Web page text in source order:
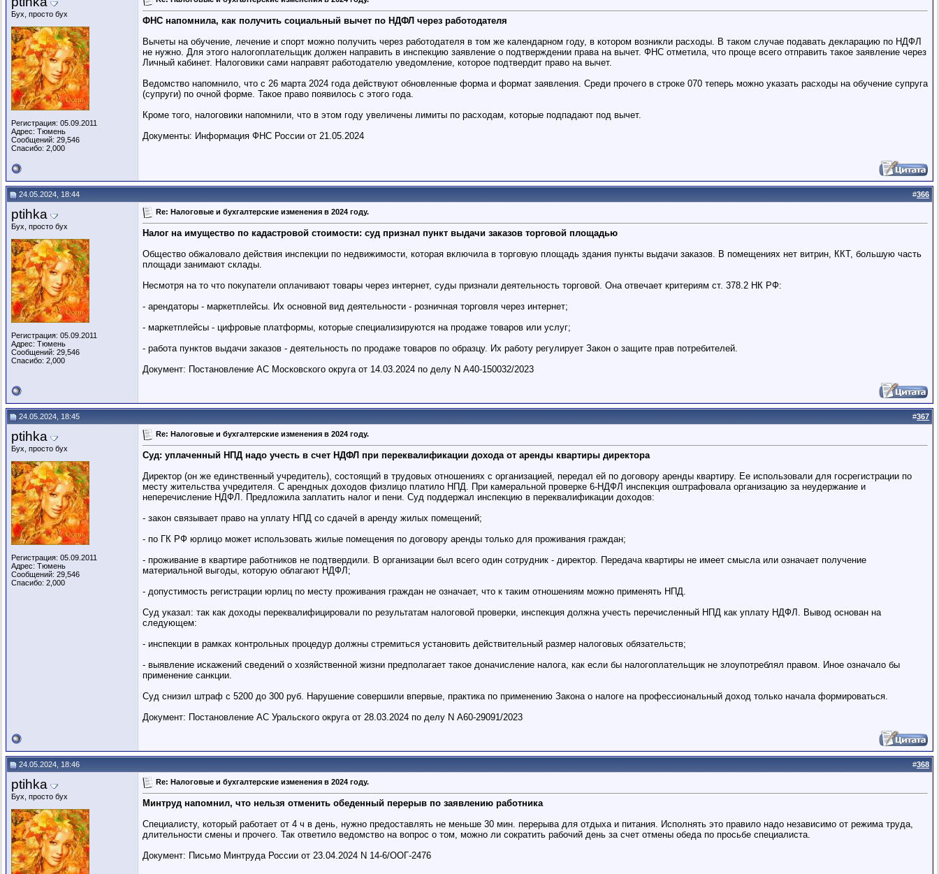
Бух, просто бух
Регистрация: 05.09.2011
Адрес: Тюмень
Сообщений: 29,546
Спасибо: 2,000
ФНС напомнила, как получить социальный вычет по НДФЛ через работодателя
Вычеты на обучение, лечение и спорт можно получить через работодателя в том же календарном году, в котором возникли расходы. В таком случае подавать декларацию по НДФЛ
не нужно. Для этого налогоплательщик должен направить в инспекцию заявление о подтверждении права на вычет. ФНС отметила, что проще всего отправить такое заявление через
Личный кабинет. Налоговики сами направят работодателю уведомление, которое подтвердит право на вычет.
Ведомство напомнило, что с 26 марта 2024 года действуют обновленные форма и формат заявления. Среди прочего в строке 070 теперь можно указать расходы на обучение супруга
(супруги) по очной форме. Такое право появилось с этого года.
Кроме того, налоговики напомнили, что в этом году увеличены лимиты по расходам, которые подпадают под вычет.
Документы: Информация ФНС России от 21.05.2024
24.05.2024, 18:44 #366
ptihka
Бух, просто бух
Регистрация: 05.09.2011
Адрес: Тюмень
Сообщений: 29,546
Спасибо: 2,000
Re: Налоговые и бухгалтерские изменения в 2024 году.
Налог на имущество по кадастровой стоимости: суд признал пункт выдачи заказов торговой площадью
Общество обжаловало действия инспекции по недвижимости, которая включила в торговую площадь здания пункты выдачи заказов. В помещениях нет витрин, ККТ, большую часть
площади занимают склады.
Несмотря на то что покупатели оплачивают товары через интернет, суды признали деятельность торговой. Она отвечает критериям ст. 378.2 НК РФ:
- арендаторы - маркетплейсы. Их основной вид деятельности - розничная торговля через интернет;
- маркетплейсы - цифровые платформы, которые специализируются на продаже товаров или услуг;
- работа пунктов выдачи заказов - деятельность по продаже товаров по образцу. Их работу регулирует Закон о защите прав потребителей.
Документ: Постановление АС Московского округа от 14.03.2024 по делу N А40-150032/2023
24.05.2024, 18:45 #367
ptihka
Бух, просто бух
Регистрация: 05.09.2011
Адрес: Тюмень
Сообщений: 29,546
Спасибо: 2,000
Re: Налоговые и бухгалтерские изменения в 2024 году.
Суд: уплаченный НПД надо учесть в счет НДФЛ при переквалификации дохода от аренды квартиры директора
Директор (он же единственный учредитель), состоящий в трудовых отношениях с организацией, передал ей по договору аренды квартиру. Ее использовали для госрегистрации по
месту жительства учредителя. С арендных доходов физлицо платило НПД. При камеральной проверке 6-НДФЛ инспекция оштрафовала организацию за неудержание и
неперечисление НДФЛ. Предложила заплатить налог и пени. Суд поддержал инспекцию в переквалификации доходов:
- закон связывает право на уплату НПД со сдачей в аренду жилых помещений;
- по ГК РФ юрлицо может использовать жилые помещения по договору аренды только для проживания граждан;
- проживание в квартире работников не подтвердили. В организации был всего один сотрудник - директор. Передача квартиры не имеет смысла или означает получение
материальной выгоды, которую облагают НДФЛ;
- допустимость регистрации юрлиц по месту проживания граждан не означает, что к таким отношениям можно применять НПД.
Суд указал: так как доходы переквалифицировали по результатам налоговой проверки, инспекция должна учесть перечисленный НПД как уплату НДФЛ. Вывод основан на
следующем:
- инспекции в рамках контрольных процедур должны стремиться установить действительный размер налоговых обязательств;
- выявление искажений сведений о хозяйственной жизни предполагает такое доначисление налога, как если бы налогоплательщик не злоупотреблял правом. Иное означало бы
применение санкции.
Суд снизил штраф с 5200 до 300 руб. Нарушение совершили впервые, практика по применению Закона о налоге на профессиональный доход только начала формироваться.
Документ: Постановление АС Уральского округа от 28.03.2024 по делу N А60-29091/2023
24.05.2024, 18:46 #368
ptihka
Бух, просто бух
Re: Налоговые и бухгалтерские изменения в 2024 году.
Минтруд напомнил, что нельзя отменить обеденный перерыв по заявлению работника
Специалисту, который работает от 4 ч в день, нужно предоставлять не меньше 30 мин. перерыва для отдыха и питания. Исполнять это правило надо независимо от режима труда,
длительности смены и прочего. Так ответило ведомство на вопрос о том, можно ли сократить рабочий день за счет отмены обеда по просьбе специалиста.
Документ: Письмо Минтруда России от 23.04.2024 N 14-6/ООГ-2476